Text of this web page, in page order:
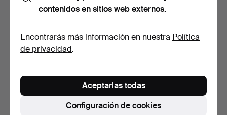
35 USD 35 USD
contenidos en sitios web externos.
Encontrarás más información en nuestra Política
de privacidad.
Configuración de cookies
Aceptarlas todas